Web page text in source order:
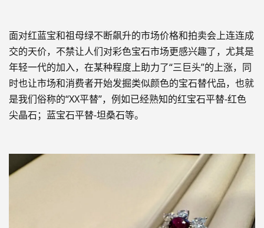
面对红蓝宝和祖母绿不断飙升的市场价格和拍卖会上连连成
交的天价，不禁让人们对彩色宝石市场更感兴趣了，尤其是
年轻一代的加入， 在某种程度上助力了“三巨头”的上涨，同
时也让市场和消费者开始发掘类似颜色的宝石替代品，也就
是我们俗称的“XX平替”，例如已经熟知的红宝石平替-红色
尖晶石；蓝宝石平替-坦桑石等。